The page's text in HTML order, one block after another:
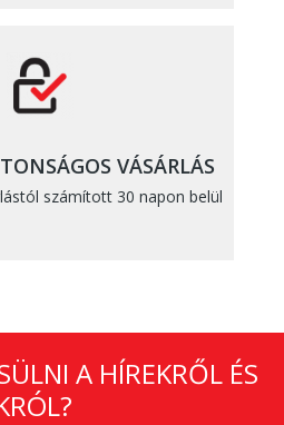
VÁSÁRLÁS
számított 30 napon belül
A HÍREKRŐL ÉS